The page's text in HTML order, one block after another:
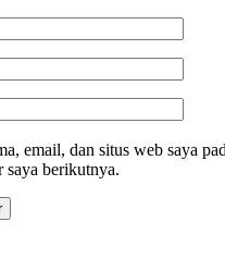
email, dan situs web saya
saya berikutnya.